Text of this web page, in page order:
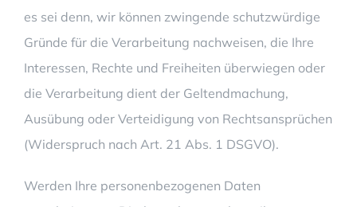
es sei denn, wir können zwingende schutzwürdige
Gründe für die Verarbeitung nachweisen, die Ihre
Interessen, Rechte und Freiheiten überwiegen oder
die Verarbeitung dient der Geltendmachung,
Ausübung oder Verteidigung von Rechtsansprüchen
(Widerspruch nach Art. 21 Abs. 1 DSGVO).
Werden Ihre personenbezogenen Daten